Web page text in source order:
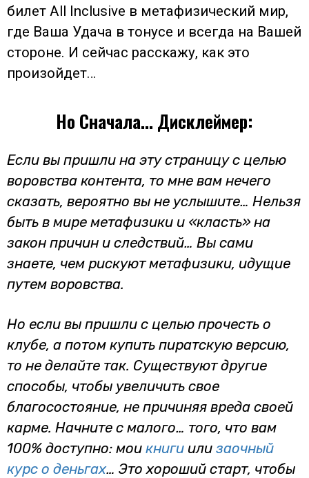
билет All Inclusive в метафизический мир,
где Ваша Удача в тонусе и всегда на Вашей
стороне. И сейчас расскажу, как это
произойдет…
Но Сначала… Дисклеймер:
Если вы пришли на эту страницу с целью
воровства контента, то мне вам нечего
сказать, вероятно вы не услышите… Нельзя
быть в мире метафизики и «класть» на
закон причин и следствий… Вы сами
знаете, чем рискуют метафизики, идущие
путем воровства.
Но если вы пришли с целью прочесть о
клубе, а потом купить пиратскую версию,
то не делайте так. Существуют другие
способы, чтобы увеличить свое
благосостояние, не причиняя вреда своей
карме. Начните с малого… того, что вам
100% доступно: мои книги или заочный
курс о деньгах… Это хороший старт, чтобы